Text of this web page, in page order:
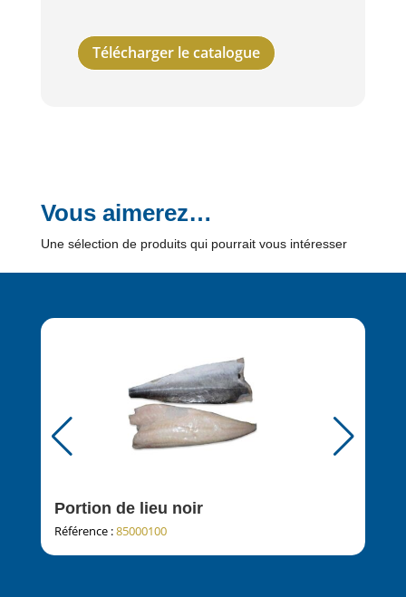
Télécharger le catalogue
Vous aimerez…
Une sélection de produits qui pourrait vous intéresser
Portion de lieu noir
Référence :85000100